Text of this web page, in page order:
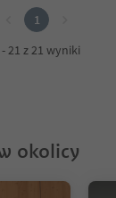
1
- 21 z 21 wyniki
okolicy